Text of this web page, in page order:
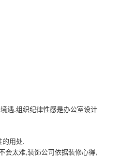
遇.组织纪律性感是办公室设计
的用处.
会太难,装饰公司依据装修心得,